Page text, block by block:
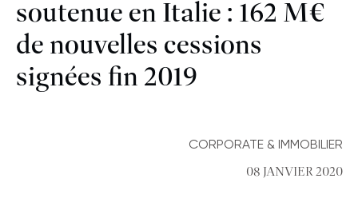
soutenue en Italie : 162 M€
de nouvelles cessions
signées fin 2019
CORPORATE & IMMOBILIER
08 JANVIER 2020